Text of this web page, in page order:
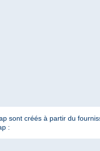
sont créés à partir du
: